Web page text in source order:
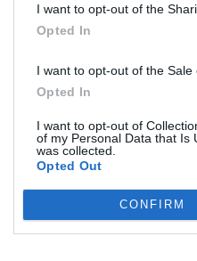
I want to opt-out of the
Opted In
I want to opt-out of the Sale
Opted In
I want to opt-out of
of my Personal Data that Is
was collected.
Opted Out
CONFIRM